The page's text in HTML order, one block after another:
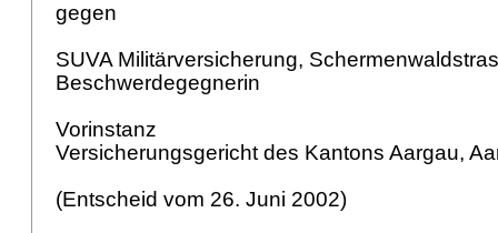
gegen
SUVA Militärversicherung,
Beschwerdegegnerin
Vorinstanz
Versicherungsgericht des Kantons Aargau,
(Entscheid vom 26. Juni 2002)